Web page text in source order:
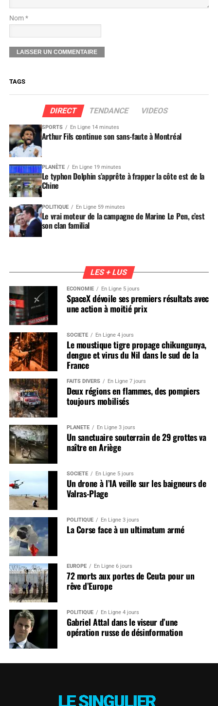
Nom *
TAGS
DIRECT TENDANCE VIDEOS
SPORTS En Ligne 14 minutes
Arthur Fils continue son sans-faute à Montréal
PLANÈTE En Ligne 19 minutes
Le typhon Dolphin s’apprête à frapper la côte est de la
Chine
POLITIQUE En Ligne 59 minutes
Le vrai moteur de la campagne de Marine Le Pen, c’est
son clan familial
LES + LUS
ÉCONOMIE En Ligne 5 jours
SpaceX dévoile ses premiers résultats avec
une action à moitié prix
SOCIÉTÉ En Ligne 4 jours
Le moustique tigre propage chikungunya,
dengue et virus du Nil dans le sud de la
France
FAITS DIVERS En Ligne 7 jours
Deux régions en flammes, des pompiers
toujours mobilisés
PLANÈTE En Ligne 3 jours
Un sanctuaire souterrain de 29 grottes va
naître en Ariège
SOCIÉTÉ En Ligne 5 jours
Un drone à l’IA veille sur les baigneurs de
Valras-Plage
POLITIQUE En Ligne 3 jours
La Corse face à un ultimatum armé
EUROPE En Ligne 6 jours
72 morts aux portes de Ceuta pour un
rêve d’Europe
POLITIQUE En Ligne 4 jours
Gabriel Attal dans le viseur d’une
opération russe de désinformation